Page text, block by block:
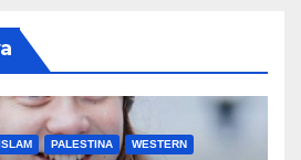
PALESTINA WESTERN